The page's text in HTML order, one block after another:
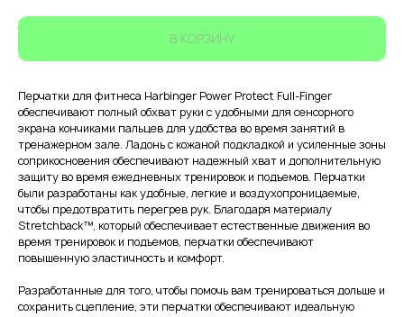
В КОРЗИНУ
Перчатки для фитнеса Harbinger Power Protect Full-Finger
обеспечивают полный обхват руки с удобными для сенсорного
экрана кончиками пальцев для удобства во время занятий в
тренажерном зале. Ладонь с кожаной подкладкой и усиленные зоны
соприкосновения обеспечивают надежный хват и дополнительную
защиту во время ежедневных тренировок и подъемов. Перчатки
были разработаны как удобные, легкие и воздухопроницаемые,
чтобы предотвратить перегрев рук. Благодаря материалу
Stretchback™, который обеспечивает естественные движения во
время тренировок и подъемов, перчатки обеспечивают
повышенную эластичность и комфорт.
Разработанные для того, чтобы помочь вам тренироваться дольше и
сохранить сцепление, эти перчатки обеспечивают идеальную